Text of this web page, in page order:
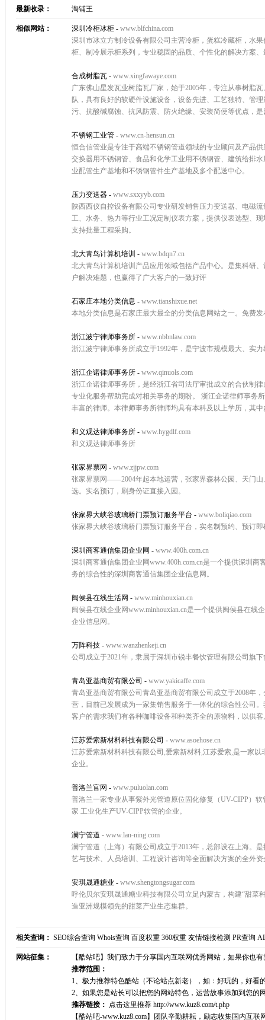
最新收录： 淘铺王
相似网站： 深圳冷柜冰柜 - www.blfchina.com
深圳市冰立方制冷设备有限公司主营冷柜，蛋糕冷藏柜，水
柜、制冷展示柜系列，专业稳固的品质、个性化的解决方案
合成树脂瓦 - www.xingfawaye.com
广东佛山星发瓦业树脂瓦厂家，始于2005年，专注从事树脂
队，具有良好的软硬件设施设备，设备先进、工艺独特、管
污、抗酸碱腐蚀、抗风防震、防火绝缘、安装简便等优点，
不锈钢工业管 - www.cn-hensun.cn
恒合信管业是专注于高端不锈钢管道领域的专业顾问及产品
交换器用不锈钢管、食品和化学工业用不锈钢管、建筑给排
业配管生产基地和不锈钢管件生产基地及多个配送中心。
压力变送器 - www.sxxyyb.com
陕西西仪自控设备有限公司专业研发销售压力变送器、电磁
工、水务、热力等行业工况定制仪表方案，提供仪表选型、
支持批量工程采购。
北大青鸟计算机培训 - www.bdqn7.cn
北大青鸟计算机培训产品应用领域包括产品中心。是集科研
户解决难题，也赢得了广大客户的一致好评
石家庄本地分类信息 - www.tianshixue.net
本地分类信息是石家庄最大最全的分类信息网站之一。免费
浙江波宁律师事务所 - www.nbbnlaw.com
浙江波宁律师事务所成立于1992年，是宁波市规模最大、实
浙江企诺律师事务所 - www.qinuols.com
浙江企诺律师事务所，是经浙江省司法厅审批成立的合伙制
专业化服务帮助完成对相关事务的期盼。 浙江企诺律师事务
丰富的律师。本律师事务所律师均具有本科及以上学历，其
和义观达律师事务所 - www.hygdlf.com
和义观达律师事务所
张家界票网 - www.zjjpw.com
张家界票网——2004年起本地运营，张家界森林公园、天门
选。实名预订，刷身份证直接入园。
张家界大峡谷玻璃桥门票预订服务平台 - www.boliqiao.com
张家界大峡谷玻璃桥门票预订服务平台，实名制预约、预订
深圳商客通信集团企业网 - www.400h.com.cn
深圳商客通信集团企业网www.400h.com.cn是一个提供深圳
务的综合性的深圳商客通信集团企业信息网。
闽侯县在线生活网 - www.minhouxian.cn
闽侯县在线企业网www.minhouxian.cn是一个提供闽侯县在
企业信息网。
万阵科技 - www.wanzhenkeji.cn
公司成立于2021年，隶属于深圳市锐丰餐饮管理有限公司旗
青岛亚基商贸有限公司 - www.yakicaffe.com
青岛亚基商贸有限公司青岛亚基商贸有限公司成立于2008年
营，目前已发展成为一家集销售服务于一体化的综合性公司
客户的需求我们有各种咖啡设备和种类齐全的原物料，以供
江苏爱索新材料科技有限公司 - www.asoehose.cn
江苏爱索新材料科技有限公司,爱索新材料,江苏爱索,是一家
企业。
普洛兰官网 - www.puluolan.com
普洛兰一家专业从事紫外光管道原位固化修复（UV-CIPP）
家 工业化生产UV-CIPP软管的企业。
澜宁管道 - www.lan-ning.com
澜宁管道（上海）有限公司成立于2013年，总部设在上海。
艺与技术、人员培训、工程设计咨询等全面解决方案的全外资
安琪晟通糖业 - www.shengtongsugar.com
呼伦贝尔安琪晟通糖业科技有限公司立足内蒙古，构建“甜
造亚洲规模领先的甜菜产业生态集群。
相关查询： SEO综合查询 Whois查询 百度权重 360权重 友情链接检测 PR查询
网站征集：
【酷站吧】我们致力于分享国内互联网优秀网站，如果你也
推荐范围：
1、极力推荐特色酷站（不论站点新老），如：好玩的，好
2、如果您是站长可以把您的网站特色，运营故事添加到您
推荐链接： 点击这里推荐 http://www.kuz8.com/t.php
【酷站吧-www.kuz8.com】团队辛勤耕耘，励志收集国内互